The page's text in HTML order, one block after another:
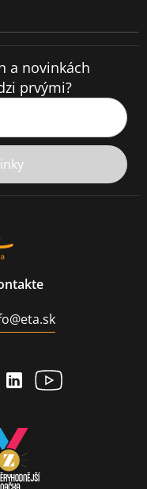
a novinkách
prvými?